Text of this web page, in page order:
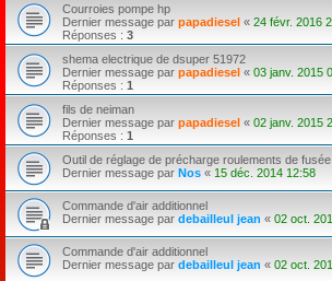
Courroies pompe hp
Dernier message par papadiesel « 24 févr. 2016
Réponses : 3
shema electrique de dsuper 51972
Dernier message par papadiesel « 03 janv. 2015
Réponses : 1
fils de neiman
Dernier message par papadiesel « 02 janv. 2015
Réponses : 1
Outil de réglage de précharge roulements de fusée.
Dernier message par Nos « 15 déc. 2014 12:58
Commande d'air additionnel
Dernier message par debailleul jean « 02 oct.
Commande d'air additionnel
Dernier message par debailleul jean « 02 oct.